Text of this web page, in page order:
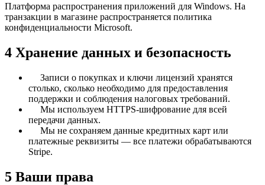
Платформа распространения приложений для Windows. На
транзакции в магазине распространяется политика
конфиденциальности Microsoft.
4 Хранение данных и безопасность
Записи о покупках и ключи лицензий хранятся
столько, сколько необходимо для предоставления
поддержки и соблюдения налоговых требований.
Мы используем HTTPS‑шифрование для всей
передачи данных.
Мы не сохраняем данные кредитных карт или
платежные реквизиты — все платежи обрабатываются
Stripe.
5 Ваши права